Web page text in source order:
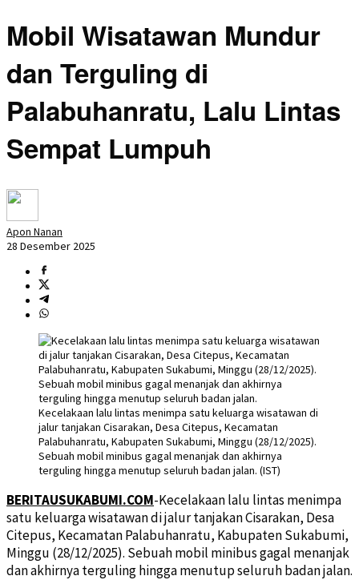
Mobil Wisatawan Mundur
dan Terguling di
Palabuhanratu, Lalu Lintas
Sempat Lumpuh
Apon Nanan
28 Desember 2025
Kecelakaan lalu lintas menimpa satu keluarga wisatawan di
jalur tanjakan Cisarakan, Desa Citepus, Kecamatan
Palabuhanratu, Kabupaten Sukabumi, Minggu (28/12/2025).
Sebuah mobil minibus gagal menanjak dan akhirnya
terguling hingga menutup seluruh badan jalan. (IST)
BERITAUSUKABUMI.COM-Kecelakaan lalu lintas menimpa
satu keluarga wisatawan di jalur tanjakan Cisarakan, Desa
Citepus, Kecamatan Palabuhanratu, Kabupaten Sukabumi,
Minggu (28/12/2025). Sebuah mobil minibus gagal menanjak
dan akhirnya terguling hingga menutup seluruh badan jalan.